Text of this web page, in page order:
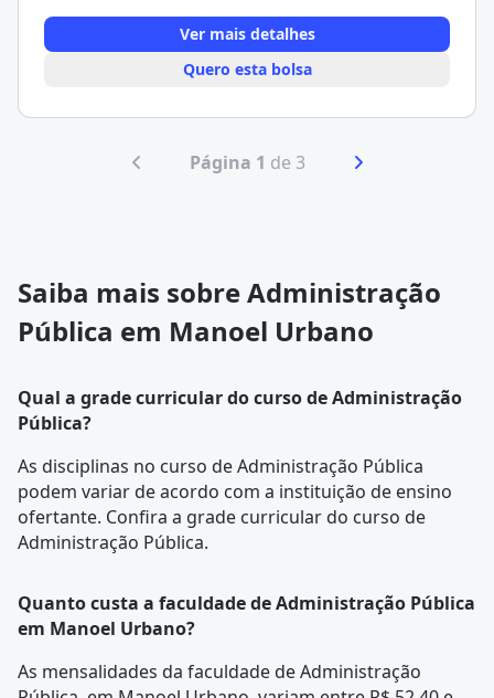
Ver mais detalhes
Quero esta bolsa
Página 1 de 3
Saiba mais sobre Administração
Pública em Manoel Urbano
Qual a grade curricular do curso de Administração
Pública?
As disciplinas no curso de Administração Pública
podem variar de acordo com a instituição de ensino
ofertante. Confira a grade curriculardo curso de
Administração Pública.
Quanto custa a faculdade de Administração Pública
em Manoel Urbano?
As mensalidades da faculdade de Administração